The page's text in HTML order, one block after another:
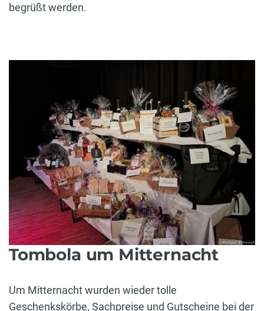
begrüßt werden.
Tombola um Mitternacht
Um Mitternacht wurden wieder tolle
Geschenkskörbe, Sachpreise und Gutscheine bei der